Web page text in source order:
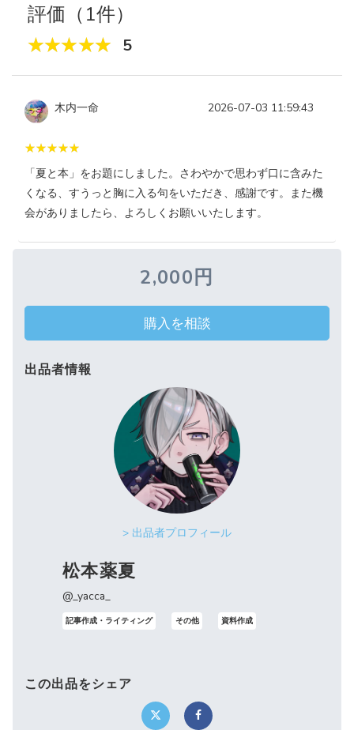
評価（1件）
5
木内一命 2026-07-03 11:59:43
「夏と本」をお題にしました。さわやかで思わず口に含みた
くなる、すうっと胸に入る句をいただき、感謝です。また機
会がありましたら、よろしくお願いいたします。
2,000円
購入を相談
出品者情報
> 出品者プロフィール
松本薬夏
@_yacca_
記事作成・ライティング その他 資料作成
この出品をシェア